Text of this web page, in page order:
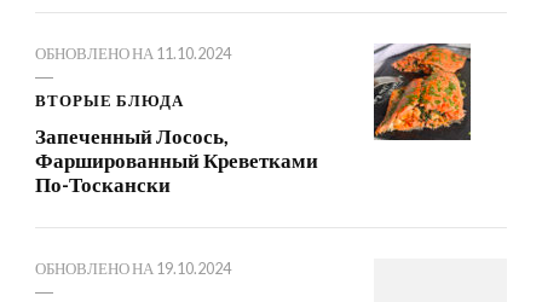
ОБНОВЛЕНО НА 11.10.2024
ВТОРЫЕ БЛЮДА
Запеченный Лосось,
Фаршированный Креветками
По-Тоскански
ОБНОВЛЕНО НА 19.10.2024